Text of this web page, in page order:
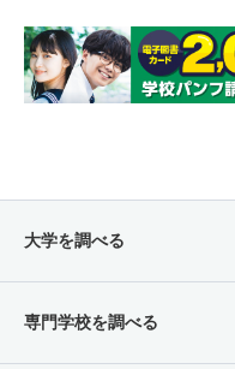
大学を調べる
専門学校を調べる